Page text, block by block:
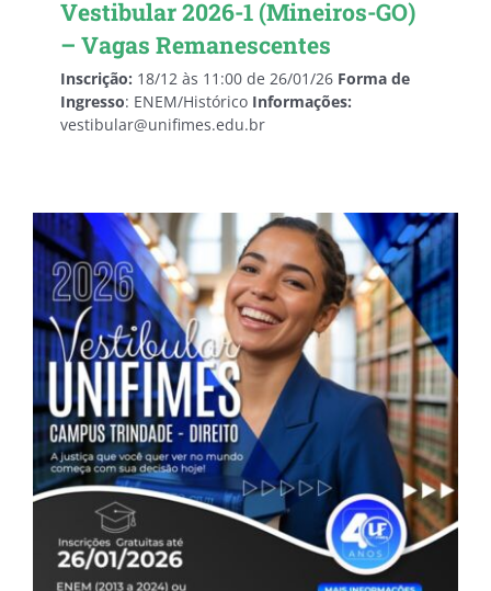
Vestibular 2026-1 (Mineiros-GO)
– Vagas Remanescentes
Inscrição: 18/12 às 11:00 de 26/01/26 Forma de
Ingresso: ENEM/Histórico Informações:
vestibular@unifimes.edu.br